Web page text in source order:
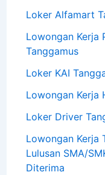
Loker Alfamart
Lowongan Kerja
Tanggamus
Loker KAI
Lowongan Kerja
Loker Driver
Lowongan Kerja
Lulusan SMA/
Diterima